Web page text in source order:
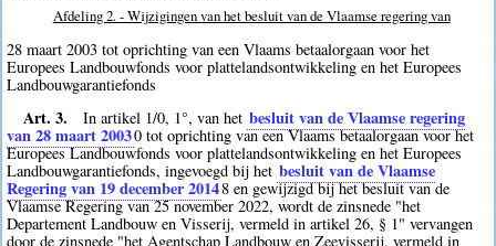
Afdeling 2. - Wijzigingen van het besluit van de Vlaamse regering van
28 maart 2003 tot oprichting van een Vlaams betaalorgaan voor het
Europees Landbouwfonds voor plattelandsontwikkeling en het Europees
Landbouwgarantiefonds
Art. 3. In artikel 1/0, 1°, van het besluit van de Vlaamse regering
van 28 maart 20030 tot oprichting van een Vlaams betaalorgaan voor het
Europees Landbouwfonds voor plattelandsontwikkeling en het Europees
Landbouwgarantiefonds, ingevoegd bij het besluit van de Vlaamse
Regering van 19 december 20148 en gewijzigd bij het besluit van de
Vlaamse Regering van 25 november 2022, wordt de zinsnede "het
Departement Landbouw en Visserij, vermeld in artikel 26, § 1" vervangen
door de zinsnede "het Agentschap Landbouw en Zeevisserij, vermeld in